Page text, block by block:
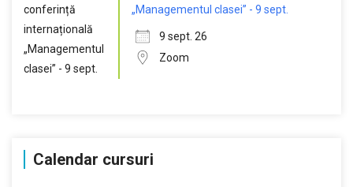
„Managementul clasei” - 9 sept.
9 sept. 26
Zoom
Calendar cursuri